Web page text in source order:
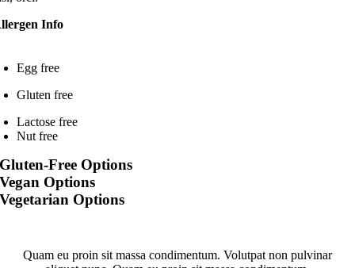
Info
Egg free
Gluten free
Lactose free
Nut free
Gluten-Free Options
Vegan Options
Vegetarian Options
Quam eu proin sit massa condimentum. Volutpat non pulvinar